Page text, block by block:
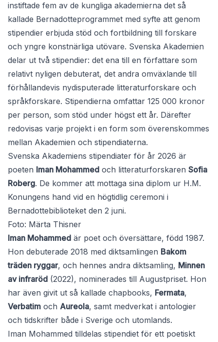
instiftade fem av de kungliga akademierna det så
kallade Bernadotteprogrammet med syfte att genom
stipendier erbjuda stöd och fortbildning till forskare
och yngre konstnärliga utövare. Svenska Akademien
delar ut två stipendier: det ena till en författare som
relativt nyligen debuterat, det andra omväxlande till
förhållandevis nydisputerade litteraturforskare och
språkforskare. Stipendierna omfattar 125 000 kronor
per person, som stöd under högst ett år. Därefter
redovisas varje projekt i en form som överenskommes
mellan Akademien och stipendiaterna.
Svenska Akademiens stipendiater för år 2026 är
poeten Iman Mohammed och litteraturforskaren Sofia
Roberg. De kommer att mottaga sina diplom ur H.M.
Konungens hand vid en högtidlig ceremoni i
Bernadottebiblioteket den 2 juni.
Foto: Märta Thisner
Iman Mohammed är poet och översättare, född 1987.
Hon debuterade 2018 med diktsamlingen Bakom
träden ryggar, och hennes andra diktsamling, Minnen
av infraröd (2022), nominerades till Augustpriset. Hon
har även givit ut så kallade chapbooks, Fermata,
Verbatim och Aureola, samt medverkat i antologier
och tidskrifter både i Sverige och utomlands.
Iman Mohammed tilldelas stipendiet för ett poetiskt